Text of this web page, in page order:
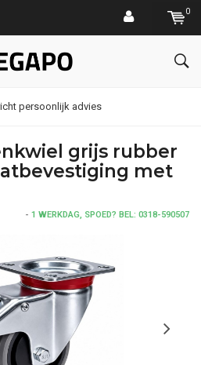
0
Bezorgen op werklocatie mogelijk
grijs rubber
met
- 1 WERKDAG, SPOED? BEL: 0318-590507